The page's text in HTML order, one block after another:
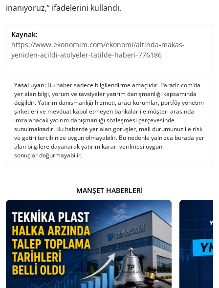
inanıyoruz,” ifadelerini kullandı.
Kaynak:
https://www.ekonomim.com/ekonomi/altinda-makas-
yeniden-acildi-atolyeler-tatilde-haberi-776186
Yasal uyarı: Bu haber sadece bilgilendirme amaçlıdır. Paratic.com’da
yer alan bilgi, yorum ve tavsiyeler yatırım danışmanlığı kapsamında
değildir. Yatırım danışmanlığı hizmeti, aracı kurumlar, portföy yönetim
şirketleri ve mevduat kabul etmeyen bankalar ile müşteri arasında
imzalanacak yatırım danışmanlığı sözleşmesi çerçevesinde
sunulmaktadır. Bu haberde yer alan görüşler, mali durumunuz ile risk
ve getiri tercihinize uygun olmayabilir. Bu nedenle yalnızca burada yer
alan bilgilere dayanarak yatırım kararı verilmesi uygun
sonuçlar doğurmayabilir.
MANŞET HABERLERI